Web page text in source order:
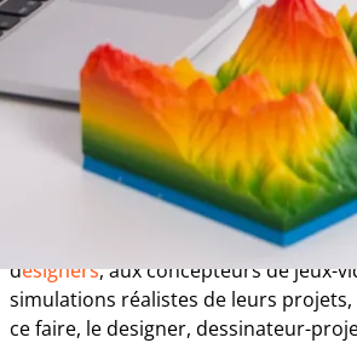
fonctionnement ? Nous vous
possibilités s’offrant à vous.
La modélisation
Utilisée dans le processus de
formes en trois dimensions, grâce à
Nécessaire et présente dans de
designers, aux concepteurs de jeux-
simulations réalistes de leurs
ce faire, le designer, dessinateur-